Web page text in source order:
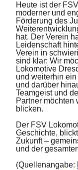
Heute ist der
moderner und
Förderung des
hat. Der Verein
Leidenschaft
Verein in
sind klar: Wir
Lokomotive
und weiterhin
und darüber
Teamgeist und
Partner möchten
blicken.
Der FSV
Geschichte,
Zukunft –
und der
(Quellenangabe: